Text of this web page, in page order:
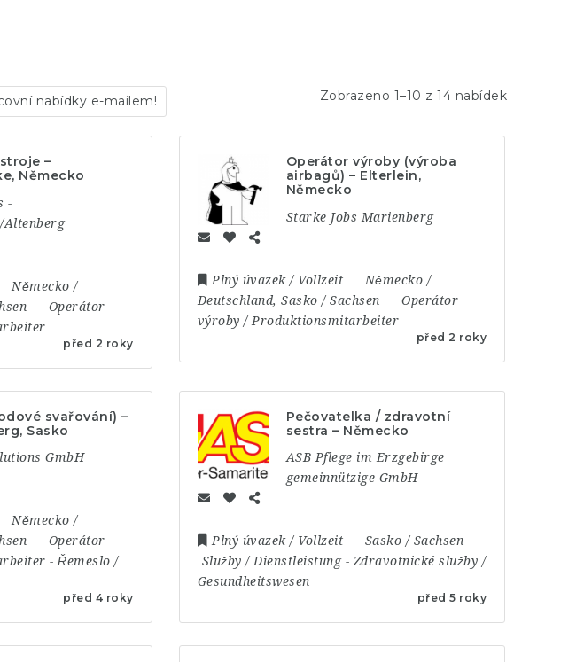
nabídky e-mailem! Zobrazeno 1–10 z 14 nabídek
–
Německo
před 2 roky
-
Altenberg
Německo /
Operátor
Operátor výroby (výroba
airbagů) – Elterlein,
Německo
před 2 roky
Starke Jobs Marienberg
Plný úvazek / Vollzeit
Německo /
Deutschland,Sasko / Sachsen
Operátor
výroby / Produktionsmitarbeiter
svařování) –
Sasko
před 4 roky
GmbH
Německo /
Operátor
-Řemeslo /
Pečovatelka / zdravotní
sestra – Německo
před 5 roky
ASB Pflege im Erzgebirge
gemeinnützige GmbH
Plný úvazek / Vollzeit
Sasko / Sachsen
Služby / Dienstleistung- Zdravotnické služby /
Gesundheitswesen